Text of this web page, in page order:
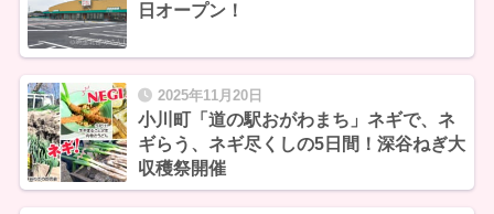
日オープン！
2025年11月20日
小川町「道の駅おがわまち」ネギで、ネ
ギらう、ネギ尽くしの5⽇間！深⾕ねぎ⼤
収穫祭開催